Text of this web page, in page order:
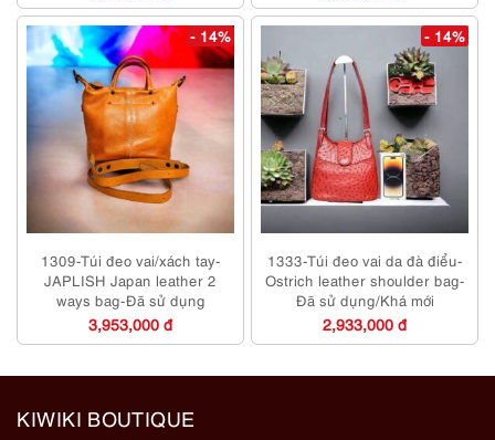
- 14%
1309-Túi đeo vai/xách tay-
JAPLISH Japan leather 2
ways bag-Đã sử dụng
3,953,000 đ
- 14%
1333-Túi đeo vai da đà điểu-
Ostrich leather shoulder bag-
Đã sử dụng/Khá mới
2,933,000 đ
KIWIKI BOUTIQUE